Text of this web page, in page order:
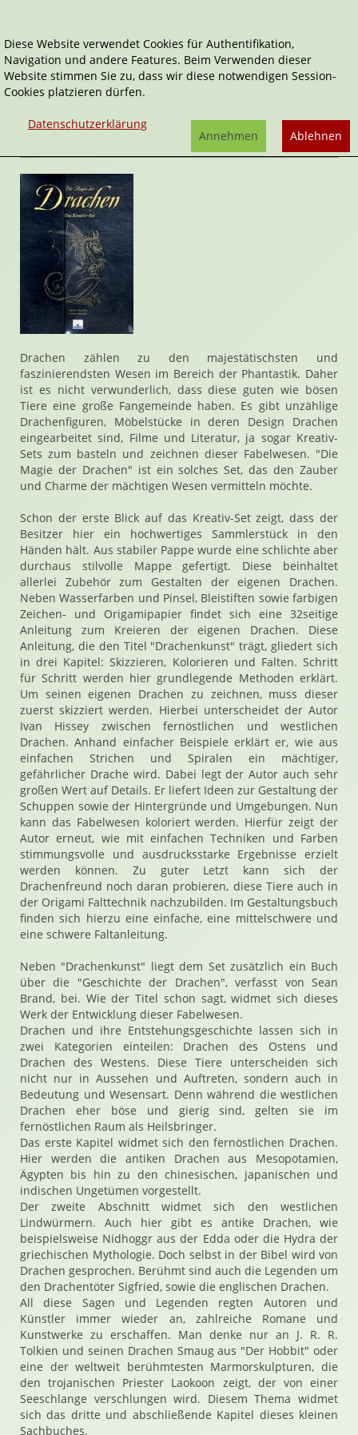
Home Sachbücher Die Magie der Drachen
Die Magie der Drachen
Rezension von Janett Cernohuby | 08. Februar 2009
Drachen zählen zu den majestätischsten und
faszinierendsten Wesen im Bereich der Phantastik. Daher
ist es nicht verwunderlich, dass diese guten wie bösen
Tiere eine große Fangemeinde haben. Es gibt unzählige
Drachenfiguren, Möbelstücke in deren Design Drachen
eingearbeitet sind, Filme und Literatur, ja sogar Kreativ-
Sets zum basteln und zeichnen dieser Fabelwesen. "Die
Magie der Drachen" ist ein solches Set, das den Zauber
und Charme der mächtigen Wesen vermitteln möchte.
Schon der erste Blick auf das Kreativ-Set zeigt, dass der
Besitzer hier ein hochwertiges Sammlerstück in den
Händen hält. Aus stabiler Pappe wurde eine schlichte aber
durchaus stilvolle Mappe gefertigt. Diese beinhaltet
allerlei Zubehör zum Gestalten der eigenen Drachen.
Neben Wasserfarben und Pinsel, Bleistiften sowie farbigen
Zeichen- und Origamipapier findet sich eine 32seitige
Anleitung zum Kreieren der eigenen Drachen. Diese
Anleitung, die den Titel "Drachenkunst" trägt, gliedert sich
in drei Kapitel: Skizzieren, Kolorieren und Falten. Schritt
für Schritt werden hier grundlegende Methoden erklärt.
Um seinen eigenen Drachen zu zeichnen, muss dieser
zuerst skizziert werden. Hierbei unterscheidet der Autor
Ivan Hissey zwischen fernöstlichen und westlichen
Drachen. Anhand einfacher Beispiele erklärt er, wie aus
einfachen Strichen und Spiralen ein mächtiger,
gefährlicher Drache wird. Dabei legt der Autor auch sehr
großen Wert auf Details. Er liefert Ideen zur Gestaltung der
Schuppen sowie der Hintergründe und Umgebungen. Nun
kann das Fabelwesen koloriert werden. Hierfür zeigt der
Autor erneut, wie mit einfachen Techniken und Farben
stimmungsvolle und ausdrucksstarke Ergebnisse erzielt
werden können. Zu guter Letzt kann sich der
Drachenfreund noch daran probieren, diese Tiere auch in
der Origami Falttechnik nachzubilden. Im Gestaltungsbuch
finden sich hierzu eine einfache, eine mittelschwere und
eine schwere Faltanleitung.
Neben "Drachenkunst" liegt dem Set zusätzlich ein Buch
über die "Geschichte der Drachen", verfasst von Sean
Brand, bei. Wie der Titel schon sagt, widmet sich dieses
Werk der Entwicklung dieser Fabelwesen.
Drachen und ihre Entstehungsgeschichte lassen sich in
zwei Kategorien einteilen: Drachen des Ostens und
Drachen des Westens. Diese Tiere unterscheiden sich
nicht nur in Aussehen und Auftreten, sondern auch in
Bedeutung und Wesensart. Denn während die westlichen
Drachen eher böse und gierig sind, gelten sie im
fernöstlichen Raum als Heilsbringer.
Das erste Kapitel widmet sich den fernöstlichen Drachen.
Hier werden die antiken Drachen aus Mesopotamien,
Ägypten bis hin zu den chinesischen, japanischen und
indischen Ungetümen vorgestellt.
Der zweite Abschnitt widmet sich den westlichen
Lindwürmern. Auch hier gibt es antike Drachen, wie
beispielsweise Nidhoggr aus der Edda oder die Hydra der
griechischen Mythologie. Doch selbst in der Bibel wird von
Drachen gesprochen. Berühmt sind auch die Legenden um
den Drachentöter Sigfried, sowie die englischen Drachen.
All diese Sagen und Legenden regten Autoren und
Künstler immer wieder an, zahlreiche Romane und
Kunstwerke zu erschaffen. Man denke nur an J. R. R.
Tolkien und seinen Drachen Smaug aus "Der Hobbit" oder
eine der weltweit berühmtesten Marmorskulpturen, die
den trojanischen Priester Laokoon zeigt, der von einer
Seeschlange verschlungen wird. Diesem Thema widmet
sich das dritte und abschließende Kapitel dieses kleinen
Sachbuches.
Diese Website verwendet Cookies für Authentifikation,
Navigation und andere Features. Beim Verwenden dieser
Website stimmen Sie zu, dass wir diese notwendigen Session-
Cookies platzieren dürfen.
Datenschutzerklärung
Ablehnen
Annehmen